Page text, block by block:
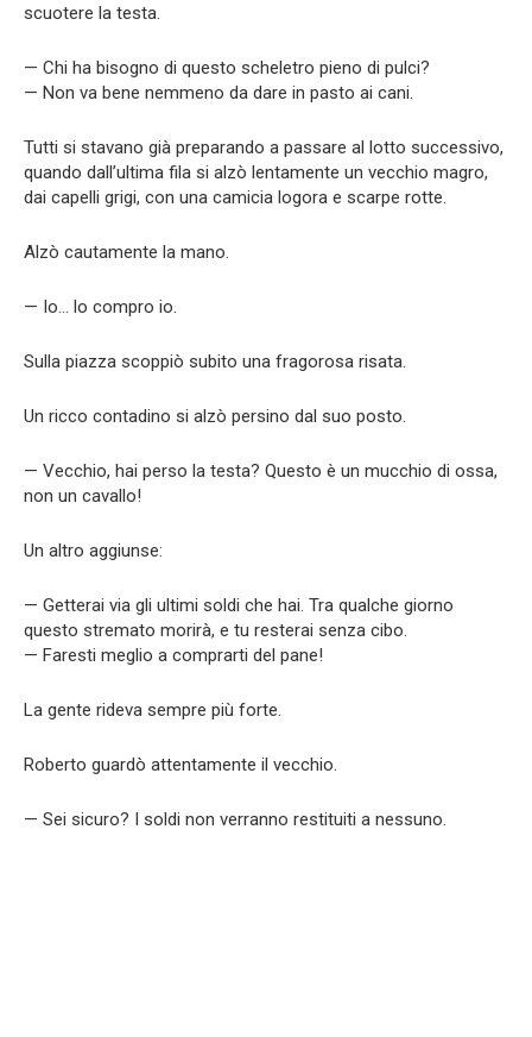
scuotere la testa.
— Chi ha bisogno di questo scheletro pieno di pulci?
— Non va bene nemmeno da dare in pasto ai cani.
Tutti si stavano già preparando a passare al lotto successivo,
quando dall’ultima fila si alzò lentamente un vecchio magro,
dai capelli grigi, con una camicia logora e scarpe rotte.
Alzò cautamente la mano.
— Io… lo compro io.
Sulla piazza scoppiò subito una fragorosa risata.
Un ricco contadino si alzò persino dal suo posto.
— Vecchio, hai perso la testa? Questo è un mucchio di ossa,
non un cavallo!
Un altro aggiunse:
— Getterai via gli ultimi soldi che hai. Tra qualche giorno
questo stremato morirà, e tu resterai senza cibo.
— Faresti meglio a comprarti del pane!
La gente rideva sempre più forte.
Roberto guardò attentamente il vecchio.
— Sei sicuro? I soldi non verranno restituiti a nessuno.